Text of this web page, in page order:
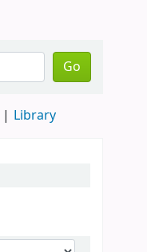
Go
Library